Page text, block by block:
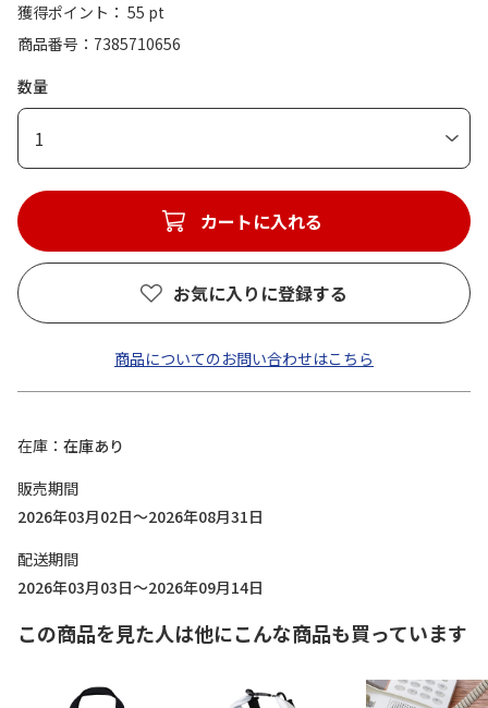
獲得ポイント： 55 pt
商品番号
7385710656
数量
1
カートに入れる
お気に入りに登録する
商品についてのお問い合わせはこちら
在庫
在庫あり
販売期間
2026年03月02日～2026年08月31日
配送期間
2026年03月03日～2026年09月14日
この商品を見た人は他にこんな商品も買っています